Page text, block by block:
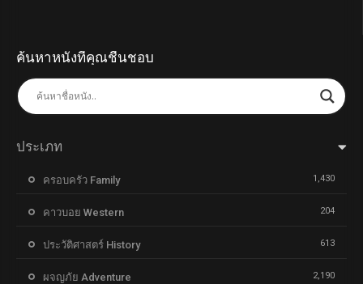
ค้นหาหนังที่คุณชื่นชอบ
ประเภท
ครอบครัว Family 1,430
คาวบอย Western 204
ประวัติศาสตร์ History 613
ผจญภัย Adventure 2,190